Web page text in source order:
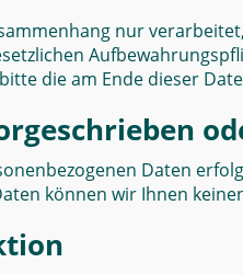
nur
die am Ende dieser
Daten
können wir Ihnen